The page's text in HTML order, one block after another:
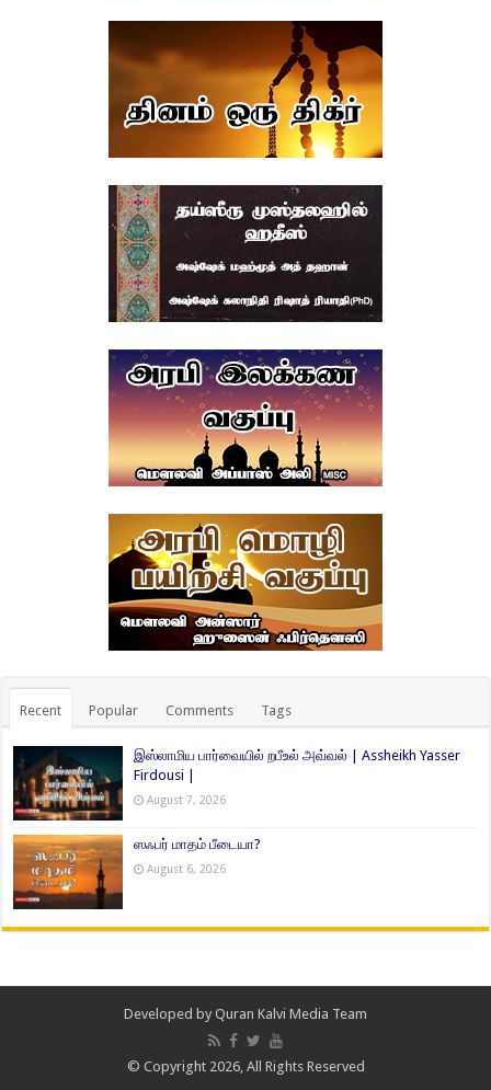
Recent Popular Comments Tags
இஸ்லாமிய பார்வையில் றபீஉல் அவ்வல் | Assheikh Yasser
Firdousi |
August 7, 2026
ஸஃபர் மாதம் பீடையா?
August 6, 2026
Developed by Quran Kalvi Media Team
© Copyright 2026, All Rights Reserved